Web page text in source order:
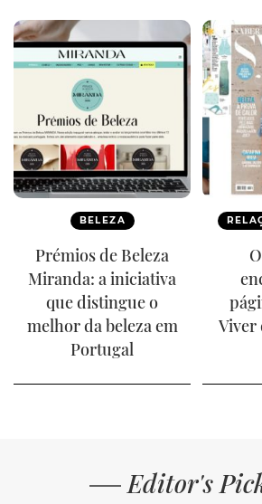
BELEZA
Prémios de Beleza
Miranda: a iniciativa
que distingue o
melhor da beleza em
Portugal
Viver
Editor's